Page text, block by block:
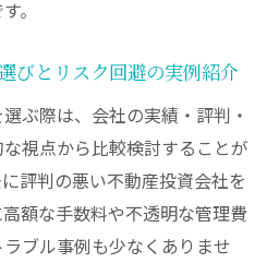
いための献身的な準備と行
資で重視すべきリスク管理
大阪不動産投資で結果を生
。
びとリスク回避の実例紹介
ぶ際は、会社の実績・評判・
視点から比較検討することが
評判の悪い不動産投資会社を
額な手数料や不透明な管理費
ブル事例も少なくありませ